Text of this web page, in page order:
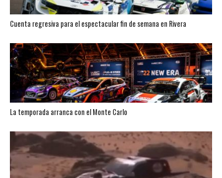
Cuenta regresiva para el espectacular fin de semana en Rivera
La temporada arranca con el Monte Carlo